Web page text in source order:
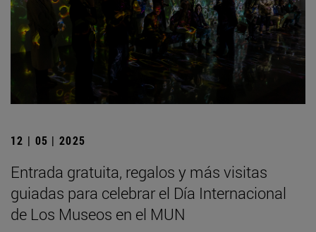
12 | 05 | 2025
Entrada gratuita, regalos y más visitas
guiadas para celebrar el Día Internacional
de Los Museos en el MUN